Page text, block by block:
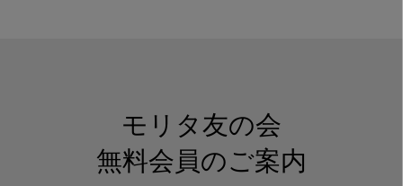
モリタ友の会
無料会員のご案内